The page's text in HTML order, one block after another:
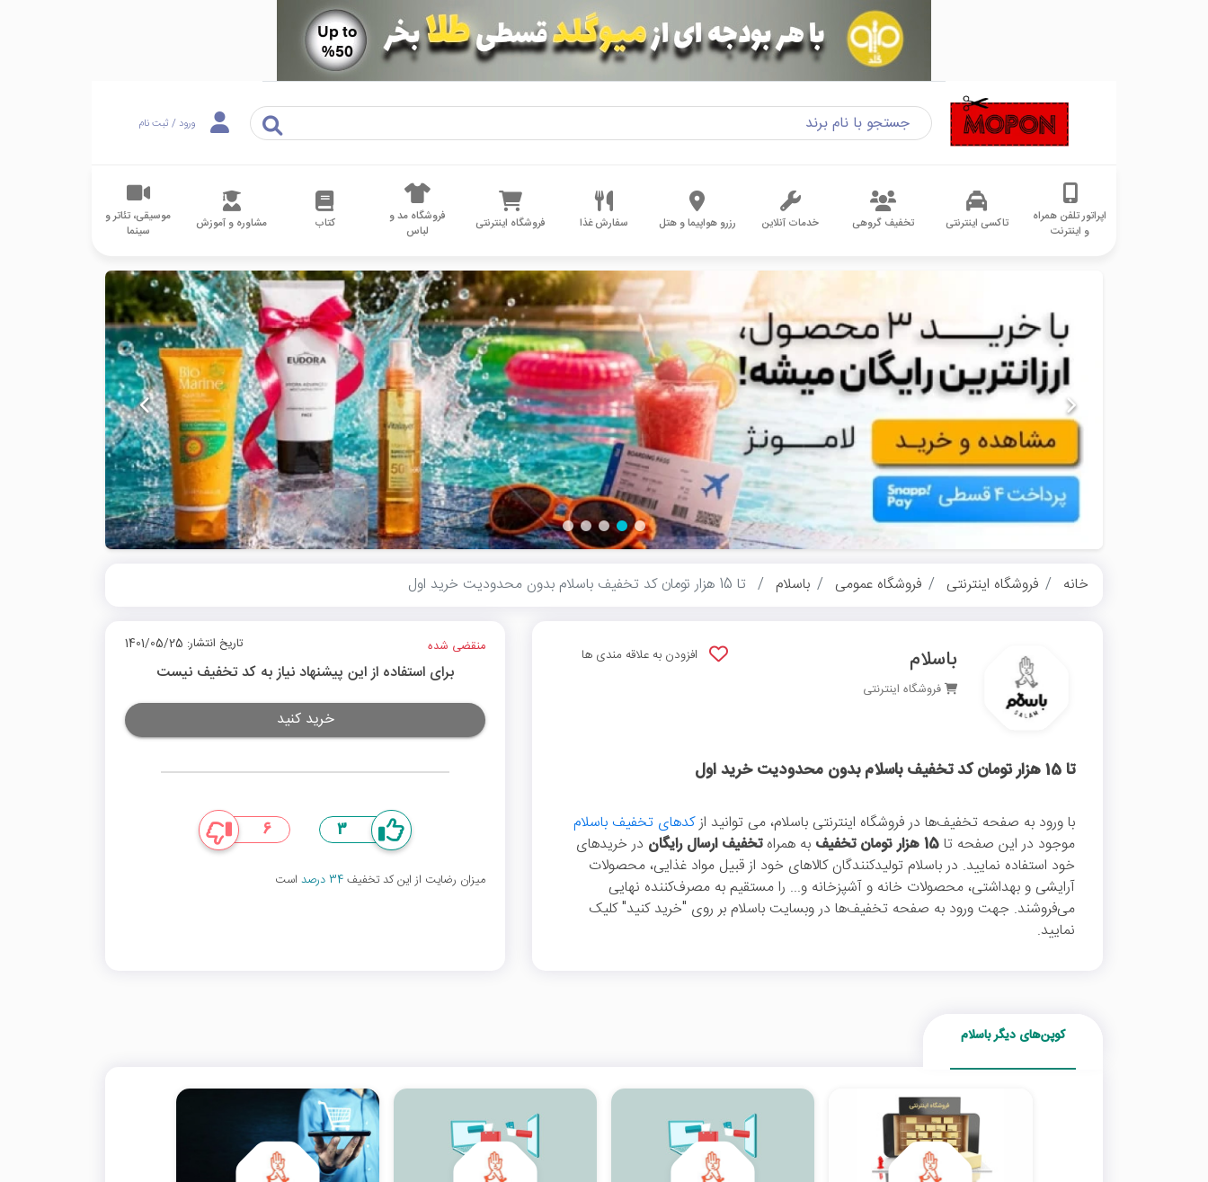
ورود / ثبت نام
اپراتور تلفن همراه
و اینترنت
تاکسی اینترنتی تخفیف گروهی خدمات آنلاین رزرو هواپیما و هتل سفارش غذا فروشگاه اینترنتی
فروشگاه مد و
لباس
کتاب مشاوره و آموزش
موسیقی، تئاتر و
سینما
خانه فروشگاه اینترنتی فروشگاه عمومی باسلام تا 15 هزار تومان کد تخفیف باسلام بدون محدودیت خرید اول
باسلام
فروشگاه اینترنتی
افزودن به علاقه مندی ها
تا 15 هزار تومان کد تخفیف باسلام بدون محدودیت خرید اول
با ورود به صفحه تخفیف‌ها در فروشگاه اینترنتی باسلام، می توانید ازکدهای تخفیف باسلام
موجود در این صفحه تا15 هزار تومان تخفیف به همراهتخفیف ارسال رایگان در خریدهای
خود استفاده نمایید. در باسلام تولیدکنندگان کالاهای خود از قبیل مواد غذایی، محصولات
آرایشی و بهداشتی، محصولات خانه و آشپزخانه و... را مستقیم به مصرف‌کننده نهایی
می‌فروشند. جهت ورود به صفحه تخفیف‌ها در وبسایت باسلام بر روی "خرید کنید" کلیک
نمایید.
منقضی شده تاریخ انتشار: 1401/05/25
برای استفاده از این پیشنهاد نیاز به کد تخفیف نیست
خرید کنید
3
6
میزان رضایت از این کد تخفیف34 درصد است
کوپن‌های دیگر باسلام